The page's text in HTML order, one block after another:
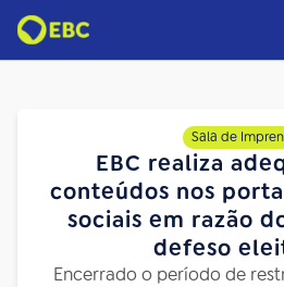
Sala de
EBC realiza
conteúdos nos
sociais em razão
defeso
Encerrado o período de